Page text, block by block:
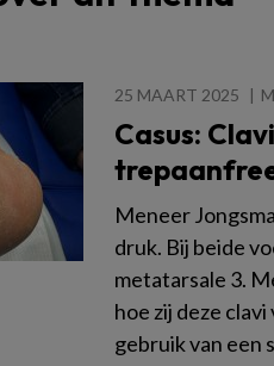
25 MAART 2025
Casus:
Meneer
druk. Bij beide
metatarsale 3.
hoe zij deze
gebruik van een